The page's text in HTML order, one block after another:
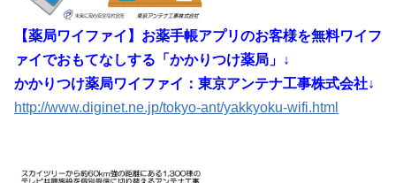
【薬局ワイファイ】お薬手帳アプリのお客様を無料ワイフ
ァイでおもてなしする「かかりつけ薬局」↓
かかりつけ薬局ワイファイ：東京アンテナ工事株式会社↓
http://www.diginet.ne.jp/tokyo-ant/yakkyoku-wifi.html